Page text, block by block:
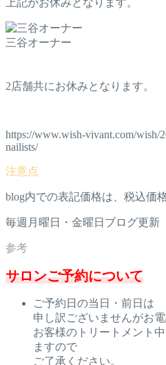
上記がお休みとなります。
三谷オーナー
2店舗共にお休みとなります。
https://www.wish-vivant.com/wish/
nailists/
blog内での表記価格は、税込価
毎週月曜日・金曜日ブログ更新
サロンご予約について
ご予約日の当日・前日は
申し訳ございませんがお
お客様のトリートメント
ますので
ご了承ください。